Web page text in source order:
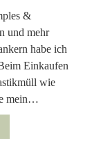
&
und mehr
habe ich
Einkaufen
wie
mein…